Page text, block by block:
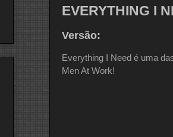
EVERYTHING I
Versão:
Everything I Need é uma
Men At Work!